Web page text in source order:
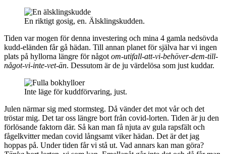
En riktigt gosig, en. Älsklingskudden.
Tiden var mogen för denna investering och mina 4 gamla nedsövda
kudd-eländen får gå hädan. Till annan planet för själva har vi ingen
plats på hyllorna längre för något om-utifall-att-vi-behöver-dem-till-
något-vi-inte-vet-än. Dessutom är de ju värdelösa som just kuddar.
Inte läge för kuddförvaring, just.
Julen närmar sig med stormsteg. Då vänder det mot vår och det
tröstar mig. Det tar oss längre bort från covid-lorten. Tiden är ju den
förlösande faktorn där. Så kan man få njuta av gula rapsfält och
fågelkvitter medan covid långsamt viker hädan. Det är det jag
hoppas på. Under tiden får vi stå ut. Vad annars kan man göra?